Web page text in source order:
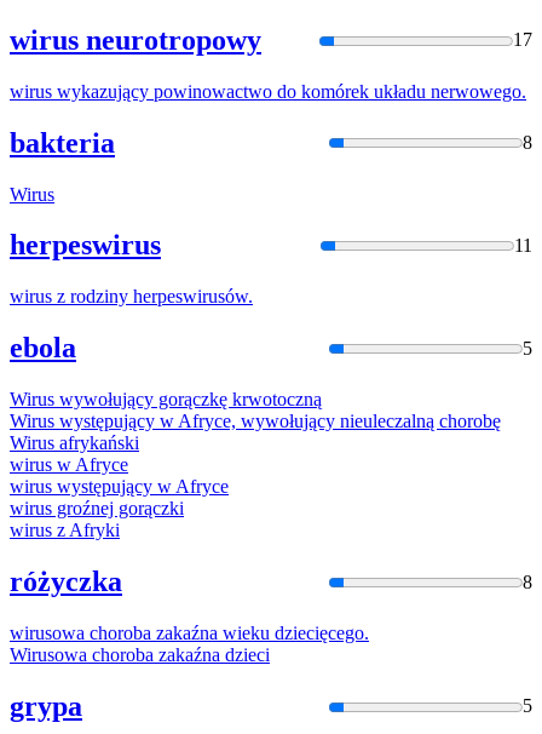
wirus neurotropowy 17
wirus wykazujący powinowactwo do komórek układu nerwowego.
bakteria 8
Wirus
herpeswirus 11
wirus z rodziny herpeswirusów.
ebola 5
Wirus wywołujący gorączkę krwotoczną
Wirus występujący w Afryce, wywołujący nieuleczalną chorobę
Wirus afrykański
wirus w Afryce
wirus występujący w Afryce
wirus groźnej gorączki
wirus z Afryki
różyczka 8
wirusowa choroba zakaźna wieku dziecięcego.
Wirusowa choroba zakaźna dzieci
grypa 5